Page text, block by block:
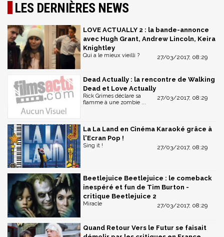
LES DERNIÈRES NEWS
LOVE ACTUALLY 2 : la bande-annonce
avec Hugh Grant, Andrew Lincoln, Keira
Knightley
27/03/2017, 08:29
Qui a le mieux vieilli ?
Dead Actually : la rencontre de Walking
Dead et Love Actually
27/03/2017, 08:29
Rick Grimes déclare sa
flamme à une zombie ...
La La Land en Cinéma Karaoké grâce à
l'Ecran Pop !
27/03/2017, 08:29
Sing it !
Beetlejuice Beetlejuice : le comeback
inespéré et fun de Tim Burton -
critique Beetlejuice 2
27/03/2017, 08:29
Miracle
Quand Retour Vers le Futur se faisait